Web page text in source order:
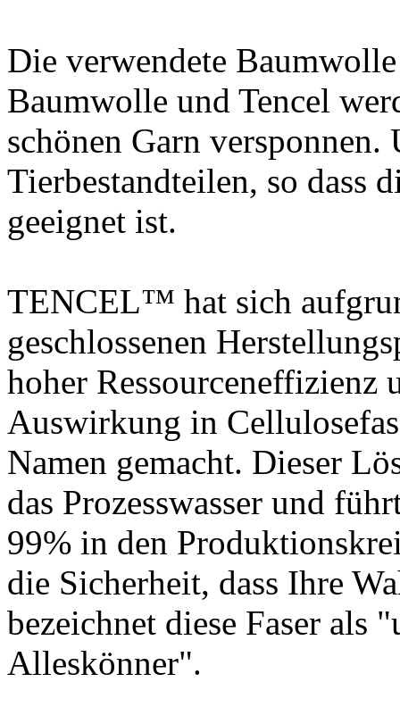
Die verwendete
Baumwolle und Tencel
schönen Garn
Tierbestandteilen, so dass
geeignet ist.
TENCEL™ hat sich
geschlossenen
hoher Ressourceneffizienz
Auswirkung in
Namen gemacht. Dieser
das Prozesswasser und
99% in den
die Sicherheit, dass Ihre
bezeichnet diese Faser als
Alleskönner".